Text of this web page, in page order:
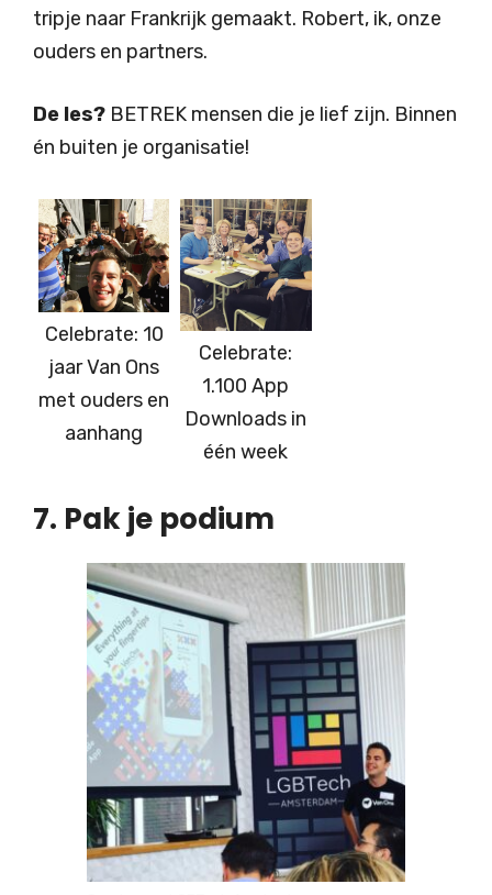
tripje naar Frankrijk gemaakt. Robert, ik, onze
ouders en partners.
De les? BETREK mensen die je lief zijn. Binnen
én buiten je organisatie!
Celebrate: 10
jaar Van Ons
met ouders en
aanhang
Celebrate:
1.100 App
Downloads in
één week
7. Pak je podium